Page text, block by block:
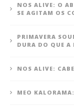
NOS ALIVE: O
SE AGITAM OS
PRIMAVERA
DURA DO QUE A
NOS ALIVE:
MEO